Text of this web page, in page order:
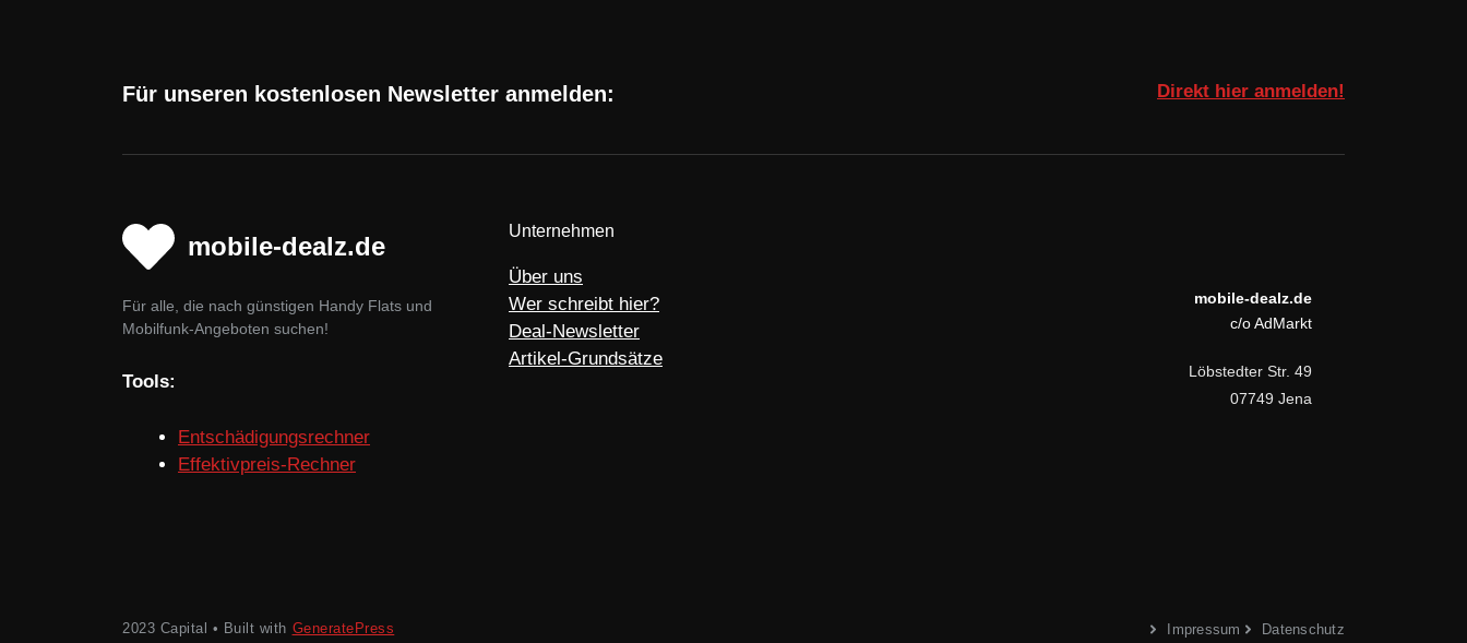
Für unseren kostenlosen Newsletter anmelden: Direkt hier anmelden!
mobile-dealz.de
Für alle, die nach günstigen Handy Flats und
Mobilfunk-Angeboten suchen!
Tools:
Entschädigungsrechner
Effektivpreis-Rechner
Unternehmen
Über uns
Wer schreibt hier?
Deal-Newsletter
Artikel-Grundsätze
mobile-dealz.de
c/o AdMarkt
Löbstedter Str. 49
07749 Jena
2023 Capital • Built with GeneratePress Impressum Datenschutz